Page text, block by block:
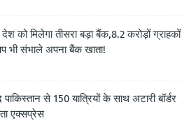
को मिलेगा तीसरा बड़ा बैंक,8.2 करोड़ों ग्राहकों
भी संभाले अपना बैंक खाता!
से 150 यात्रियों के साथ अटारी बॉर्डर
एक्सप्रेस